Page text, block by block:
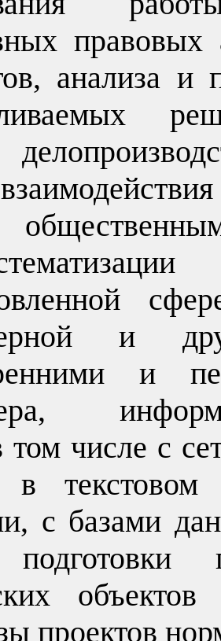
правовых
анализа и
и
и
том числе с
в текстовом
с базами
проектов